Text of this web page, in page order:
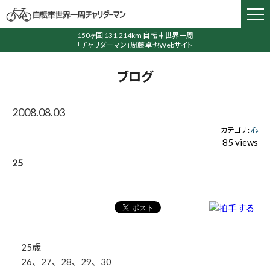
150ヶ国 131,214km 自転車世界一周
「チャリダーマン」周藤卓也Webサイト
ブログ
2008.08.03
カテゴリ :心
85 views
25
25歳
26、27、28、29、30